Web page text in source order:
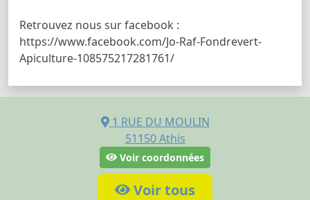
Retrouvez nous sur facebook :
https://www.facebook.com/Jo-Raf-Fondrevert-
Apiculture-108575217281761/
1 RUE DU MOULIN
51150 Athis
Voir coordonnées
Voir tous